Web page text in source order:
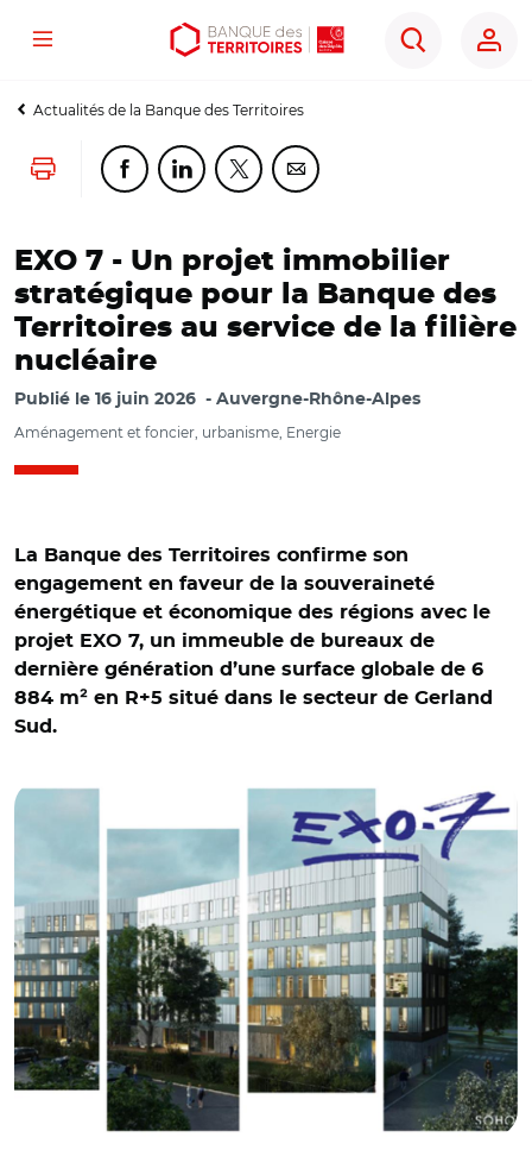
Aller
contenu
Aller
menu
Ouvrir
outils
Menu
Rechercher
Actualités de la Banque des Territoires
Lancer l'impressionPartager cette page sur Facebook
Partager cette page sur Linkedin
Partager cette page sur Twitter
Partager cette page sur
EXO 7 - Un projet immobilier
stratégique pour la Banque des
Territoires au service de la filière
nucléaire
Publié le 16 juin 2026 Auvergne-Rhône-Alpes
Aménagement et foncier, urbanisme, Energie
La Banque des Territoires confirme son
engagement en faveur de la souveraineté
énergétique et économique des régions avec le
projet EXO 7, un immeuble de bureaux de
dernière génération d’une surface globale de 6
884 m² en R+5 situé dans le secteur de Gerland
Sud.